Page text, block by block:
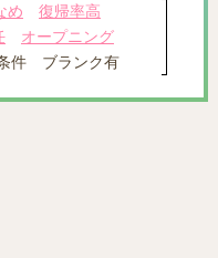
め
復帰率高
オープニング
件 ブランク有